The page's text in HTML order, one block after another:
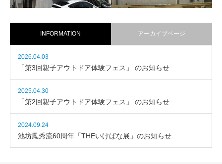
2014年 藤沢市
「高台に佇む邸」 2012年 藤沢市
INFORMATION アーカイブページ
2026.04.03
「第3回親子アウトドア体験フェス」 のお知らせ
2025.04.30
「第2回親子アウトドア体験フェス」 のお知らせ
2024.09.24
池坊鳳秀流60周年「THEいけばな展」のお知らせ